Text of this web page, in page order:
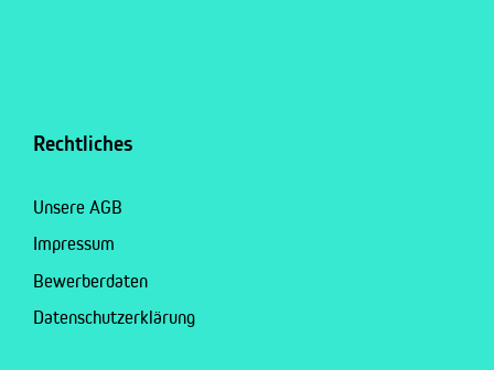
Rechtliches
Unsere AGB
Impressum
Bewerberdaten
Datenschutzerklärung